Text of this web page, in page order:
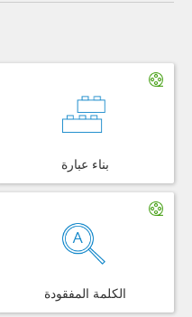
بناء عبارة
الكلمة المفقودة